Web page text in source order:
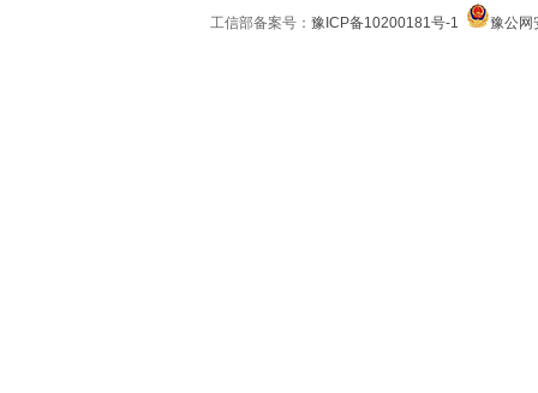
工信部备案号： 豫ICP备10200181号-1 豫公网